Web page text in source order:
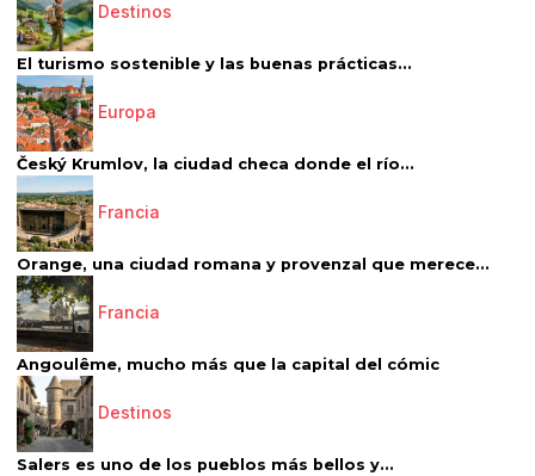
Destinos
El turismo sostenible y las buenas prácticas...
Europa
Český Krumlov, la ciudad checa donde el río...
Francia
Orange, una ciudad romana y provenzal que merece...
Francia
Angoulême, mucho más que la capital del cómic
Destinos
Salers es uno de los pueblos más bellos y...